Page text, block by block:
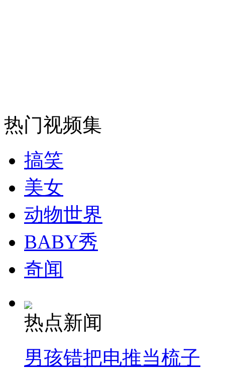
消防员救轻生者 花炮节热闹非凡
纽约上演“枕头大战”
司机酒驾遇交警 急速倒车逃窜
热门视频集
搞笑
美女
动物世界
BABY秀
奇闻
热点新闻
男孩错把电推当梳子